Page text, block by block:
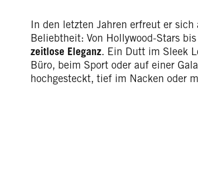
In den letzten Jahren erfreut er
Beliebtheit: Von Hollywood-Stars
zeitlose Eleganz. Ein Dutt im Sleek
Büro, beim Sport oder auf einer
hochgesteckt, tief im Nacken oder